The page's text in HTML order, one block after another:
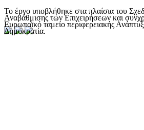
Το έργο υποβλήθηκε στα πλαίσια του
Αναβάθμισης των Επιχειρήσεων και
Ευρωπαϊκό ταμείο περιφερειακής
Δημοκρατία.